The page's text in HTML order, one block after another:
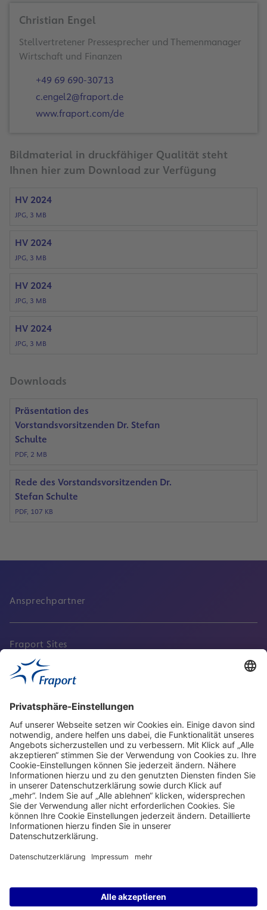
Christian Engel
Stellvertretener Pressesprecher und Themenmanager
Wirtschaft und Finanzen
+49 69 690-30713
c.engel2@fraport.de
www.fraport.com/de
Bildmaterial in druckfähiger Qualität steht
Ihnen hier zum Download zur Verfügung
HV 2024
JPG, 3 MB
HV 2024
JPG, 3 MB
HV 2024
JPG, 3 MB
HV 2024
JPG, 3 MB
Downloads
Präsentation des
Vorstandsvorsitzenden Dr. Stefan
Schulte
PDF, 2 MB
Rede des Vorstandsvorsitzenden Dr.
Stefan Schulte
PDF, 107 KB
Ansprechpartner
Fraport Sites
Aktuell
Service
Frankfurt Airport
properties.socialType
properties.socialType
properties.socialType
properties.socialType
Frankfurt CargoHub
properties.socialType
©2004-2026 Fraport AG Frankfurt Airport Services Worldwide